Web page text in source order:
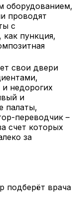
оборудованием,
проводят
с
как пункция,
свои двери
недорогих
и
палаты,
переводчик –
счет которых
за
подберёт врача